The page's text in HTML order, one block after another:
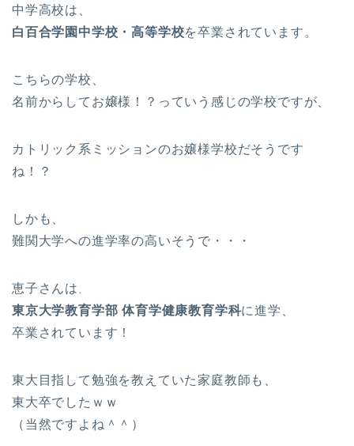
中学高校は、
白百合学園中学校・高等学校を卒業されています。
こちらの学校、
名前からしてお嬢様！？っていう感じの学校ですが、
カトリック系ミッションのお嬢様学校だそうです
ね！？
しかも、
難関大学への進学率の高いそうで・・・
恵子さんは
東京大学教育学部 体育学健康教育学科に進学、
卒業されています！
東大目指して勉強を教えていた家庭教師も、
東大卒でしたｗｗ
（当然ですよね＾＾）